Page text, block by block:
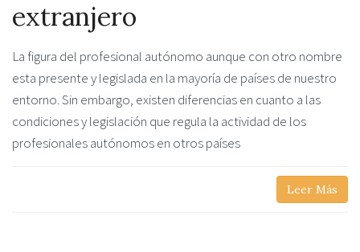
extranjero
La figura del profesional autónomo aunque con otro nombre
esta presente y legislada en la mayoría de países de nuestro
entorno. Sin embargo, existen diferencias en cuanto a las
condiciones y legislación que regula la actividad de los
profesionales autónomos en otros países
Leer Más